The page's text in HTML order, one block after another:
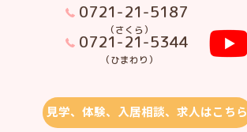
0721-21-5187
（さくら）
0721-21-5344
（ひまわり）
見学、体験、入居相談、求人はこちら